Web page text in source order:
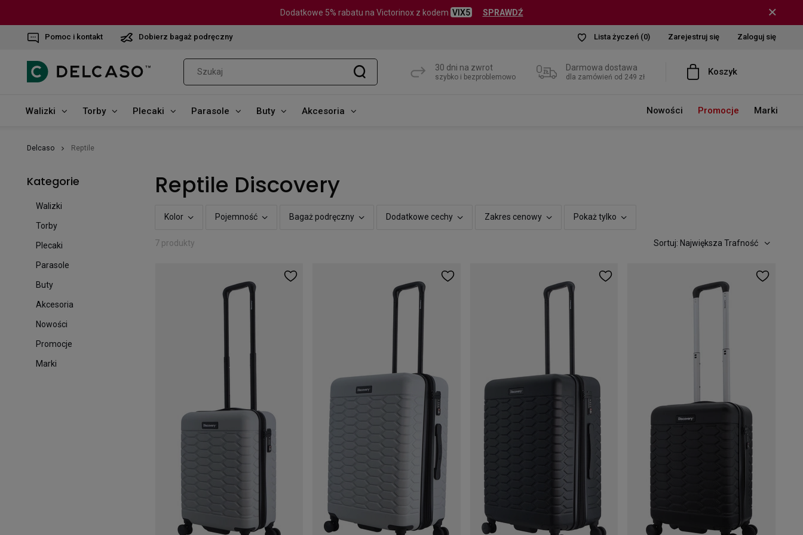
Dodatkowe 5% rabatu na Victorinox z kodem VIX5 SPRAWDŹ
Pomoc i kontakt Dobierz bagaż podręczny Lista życzeń (0) Zarejestruj się Zaloguj się
30 dni na zwrot
szybko i bezproblemowo
Darmowa dostawa
dla zamówień od 249 zł Koszyk
Walizki Torby Plecaki Parasole Buty Akcesoria Nowości Promocje Marki
Delcaso Reptile
Kategorie
Walizki
Torby
Plecaki
Parasole
Buty
Akcesoria
Nowości
Promocje
Marki
Reptile Discovery
Kolor Pojemność Bagaż podręczny Dodatkowe cechy Zakres cenowy Pokaż tylko
7 produkty Sortuj: Największa Trafność